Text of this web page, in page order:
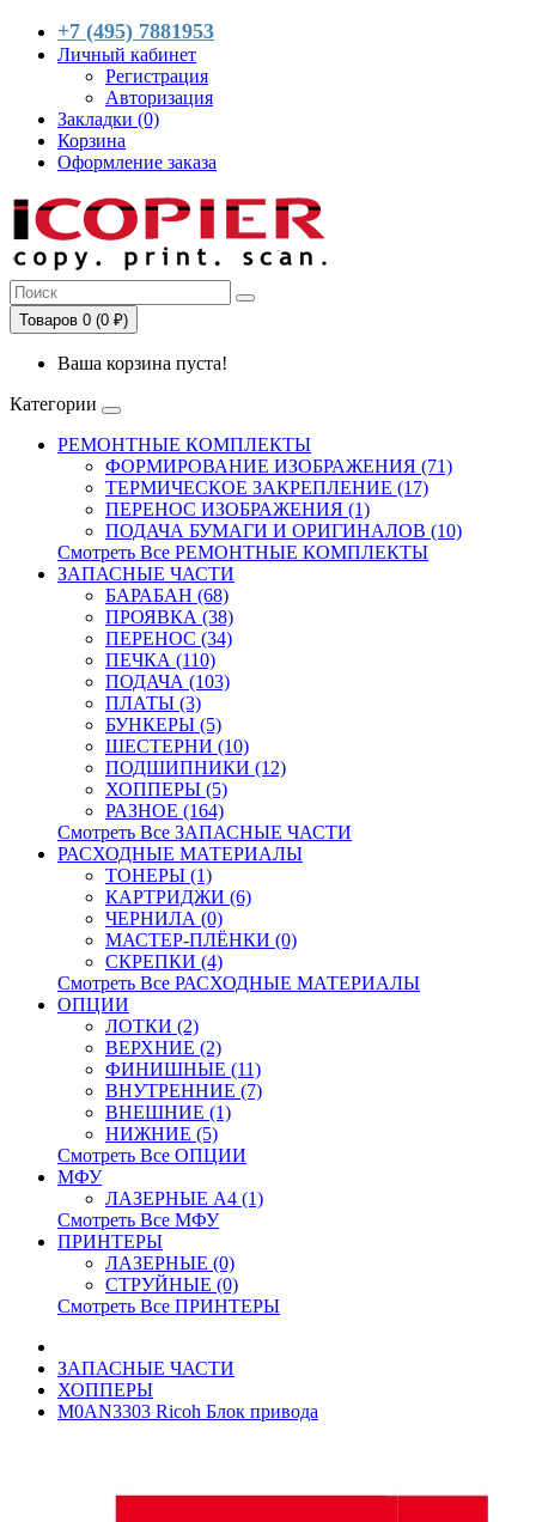
+7 (495) 7881953
Личный кабинет
Регистрация
Авторизация
Закладки (0)
Корзина
Оформление заказа
Товаров 0 (0 ₽)
Ваша корзина пуста!
Категории
РЕМОНТНЫЕ КОМПЛЕКТЫ
ФОРМИРОВАНИЕ ИЗОБРАЖЕНИЯ (71)
ТЕРМИЧЕСКОЕ ЗАКРЕПЛЕНИЕ (17)
ПЕРЕНОС ИЗОБРАЖЕНИЯ (1)
ПОДАЧА БУМАГИ И ОРИГИНАЛОВ (10)
Смотреть Все РЕМОНТНЫЕ КОМПЛЕКТЫ
ЗАПАСНЫЕ ЧАСТИ
БАРАБАН (68)
ПРОЯВКА (38)
ПЕРЕНОС (34)
ПЕЧКА (110)
ПОДАЧА (103)
ПЛАТЫ (3)
БУНКЕРЫ (5)
ШЕСТЕРНИ (10)
ПОДШИПНИКИ (12)
ХОППЕРЫ (5)
РАЗНОЕ (164)
Смотреть Все ЗАПАСНЫЕ ЧАСТИ
РАСХОДНЫЕ МАТЕРИАЛЫ
ТОНЕРЫ (1)
КАРТРИДЖИ (6)
ЧЕРНИЛА (0)
МАСТЕР-ПЛЁНКИ (0)
СКРЕПКИ (4)
Смотреть Все РАСХОДНЫЕ МАТЕРИАЛЫ
ОПЦИИ
ЛОТКИ (2)
ВЕРХНИЕ (2)
ФИНИШНЫЕ (11)
ВНУТРЕННИЕ (7)
ВНЕШНИЕ (1)
НИЖНИЕ (5)
Смотреть Все ОПЦИИ
МФУ
ЛАЗЕРНЫЕ A4 (1)
Смотреть Все МФУ
ПРИНТЕРЫ
ЛАЗЕРНЫЕ (0)
СТРУЙНЫЕ (0)
Смотреть Все ПРИНТЕРЫ
ЗАПАСНЫЕ ЧАСТИ
ХОППЕРЫ
M0AN3303 Ricoh Блок привода